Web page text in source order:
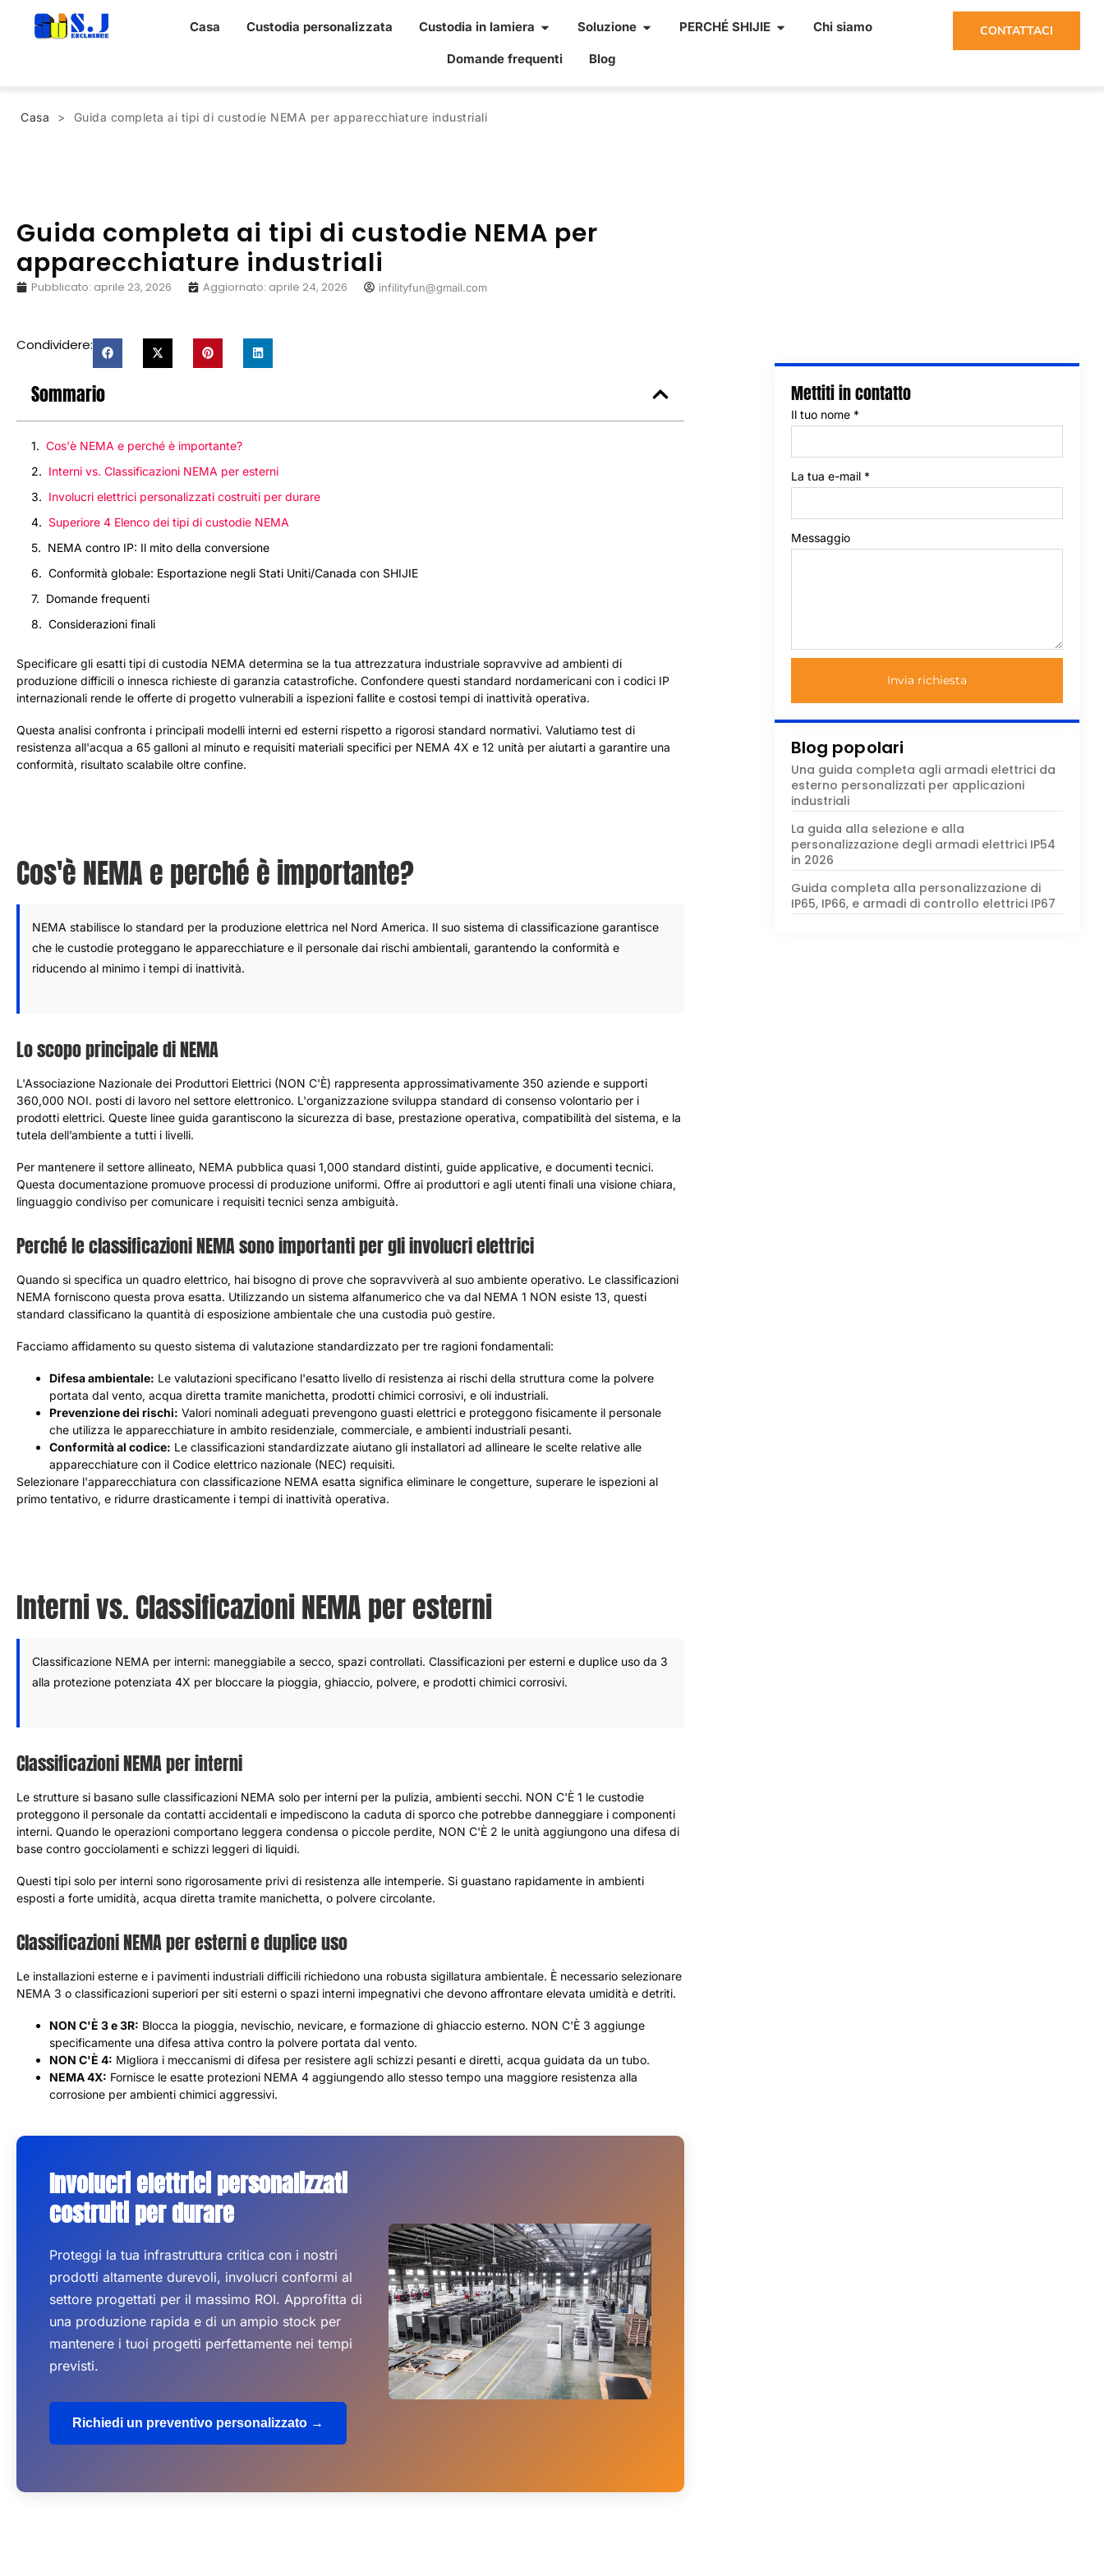
Casa Custodia personalizzata Custodia in lamiera Soluzione PERCHÉ SHIJIE Chi siamo
Domande frequenti Blog
CONTATTACI
Casa > Guida completa ai tipi di custodie NEMA per apparecchiature industriali
Guida completa ai tipi di custodie NEMA per
apparecchiature industriali
Pubblicato: aprile 23, 2026 Aggiornato: aprile 24, 2026 infilityfun@gmail.com
Condividere:
Sommario
Cos'è NEMA e perché è importante?
Interni vs. Classificazioni NEMA per esterni
Involucri elettrici personalizzati costruiti per durare
Superiore 4 Elenco dei tipi di custodie NEMA
NEMA contro IP: Il mito della conversione
Conformità globale: Esportazione negli Stati Uniti/Canada con SHIJIE
Domande frequenti
Considerazioni finali
Specificare gli esatti tipi di custodia NEMA determina se la tua attrezzatura industriale sopravvive ad ambienti di
produzione difficili o innesca richieste di garanzia catastrofiche. Confondere questi standard nordamericani con i codici IP
internazionali rende le offerte di progetto vulnerabili a ispezioni fallite e costosi tempi di inattività operativa.
Questa analisi confronta i principali modelli interni ed esterni rispetto a rigorosi standard normativi. Valutiamo test di
resistenza all'acqua a 65 galloni al minuto e requisiti materiali specifici per NEMA 4X e 12 unità per aiutarti a garantire una
conformità, risultato scalabile oltre confine.
Cos'è NEMA e perché è importante?
NEMA stabilisce lo standard per la produzione elettrica nel Nord America. Il suo sistema di classificazione garantisce
che le custodie proteggano le apparecchiature e il personale dai rischi ambientali, garantendo la conformità e
riducendo al minimo i tempi di inattività.
Lo scopo principale di NEMA
L'Associazione Nazionale dei Produttori Elettrici (NON C'È) rappresenta approssimativamente 350 aziende e supporti
360,000 NOI. posti di lavoro nel settore elettronico. L'organizzazione sviluppa standard di consenso volontario per i
prodotti elettrici. Queste linee guida garantiscono la sicurezza di base, prestazione operativa, compatibilità del sistema, e la
tutela dell’ambiente a tutti i livelli.
Per mantenere il settore allineato, NEMA pubblica quasi 1,000 standard distinti, guide applicative, e documenti tecnici.
Questa documentazione promuove processi di produzione uniformi. Offre ai produttori e agli utenti finali una visione chiara,
linguaggio condiviso per comunicare i requisiti tecnici senza ambiguità.
Perché le classificazioni NEMA sono importanti per gli involucri elettrici
Quando si specifica un quadro elettrico, hai bisogno di prove che sopravviverà al suo ambiente operativo. Le classificazioni
NEMA forniscono questa prova esatta. Utilizzando un sistema alfanumerico che va dal NEMA 1 NON esiste 13, questi
standard classificano la quantità di esposizione ambientale che una custodia può gestire.
Facciamo affidamento su questo sistema di valutazione standardizzato per tre ragioni fondamentali:
Difesa ambientale: Le valutazioni specificano l'esatto livello di resistenza ai rischi della struttura come la polvere
portata dal vento, acqua diretta tramite manichetta, prodotti chimici corrosivi, e oli industriali.
Prevenzione dei rischi: Valori nominali adeguati prevengono guasti elettrici e proteggono fisicamente il personale
che utilizza le apparecchiature in ambito residenziale, commerciale, e ambienti industriali pesanti.
Conformità al codice: Le classificazioni standardizzate aiutano gli installatori ad allineare le scelte relative alle
apparecchiature con il Codice elettrico nazionale (NEC) requisiti.
Selezionare l'apparecchiatura con classificazione NEMA esatta significa eliminare le congetture, superare le ispezioni al
primo tentativo, e ridurre drasticamente i tempi di inattività operativa.
Interni vs. Classificazioni NEMA per esterni
Classificazione NEMA per interni: maneggiabile a secco, spazi controllati. Classificazioni per esterni e duplice uso da 3
alla protezione potenziata 4X per bloccare la pioggia, ghiaccio, polvere, e prodotti chimici corrosivi.
Classificazioni NEMA per interni
Le strutture si basano sulle classificazioni NEMA solo per interni per la pulizia, ambienti secchi. NON C'È 1 le custodie
proteggono il personale da contatti accidentali e impediscono la caduta di sporco che potrebbe danneggiare i componenti
interni. Quando le operazioni comportano leggera condensa o piccole perdite, NON C'È 2 le unità aggiungono una difesa di
base contro gocciolamenti e schizzi leggeri di liquidi.
Questi tipi solo per interni sono rigorosamente privi di resistenza alle intemperie. Si guastano rapidamente in ambienti
esposti a forte umidità, acqua diretta tramite manichetta, o polvere circolante.
Classificazioni NEMA per esterni e duplice uso
Le installazioni esterne e i pavimenti industriali difficili richiedono una robusta sigillatura ambientale. È necessario selezionare
NEMA 3 o classificazioni superiori per siti esterni o spazi interni impegnativi che devono affrontare elevata umidità e detriti.
NON C'È 3 e 3R: Blocca la pioggia, nevischio, nevicare, e formazione di ghiaccio esterno. NON C'È 3 aggiunge
specificamente una difesa attiva contro la polvere portata dal vento.
NON C'È 4: Migliora i meccanismi di difesa per resistere agli schizzi pesanti e diretti, acqua guidata da un tubo.
NEMA 4X: Fornisce le esatte protezioni NEMA 4 aggiungendo allo stesso tempo una maggiore resistenza alla
corrosione per ambienti chimici aggressivi.
Involucri elettrici personalizzati
costruiti per durare
Proteggi la tua infrastruttura critica con i nostri
prodotti altamente durevoli, involucri conformi al
settore progettati per il massimo ROI. Approfitta di
una produzione rapida e di un ampio stock per
mantenere i tuoi progetti perfettamente nei tempi
previsti.
Richiedi un preventivo personalizzato →
Mettiti in contatto
Il tuo nome *
La tua e-mail *
Messaggio
Invia richiesta
Blog popolari
Una guida completa agli armadi elettrici da
esterno personalizzati per applicazioni
industriali
La guida alla selezione e alla
personalizzazione degli armadi elettrici IP54
in 2026
Guida completa alla personalizzazione di
IP65, IP66, e armadi di controllo elettrici IP67